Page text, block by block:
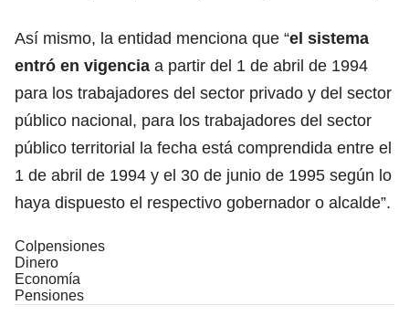
Así mismo, la entidad menciona que “el sistema
entró en vigencia a partir del 1 de abril de 1994
para los trabajadores del sector privado y del sector
público nacional, para los trabajadores del sector
público territorial la fecha está comprendida entre el
1 de abril de 1994 y el 30 de junio de 1995 según lo
haya dispuesto el respectivo gobernador o alcalde”.
Colpensiones
Dinero
Economía
Pensiones